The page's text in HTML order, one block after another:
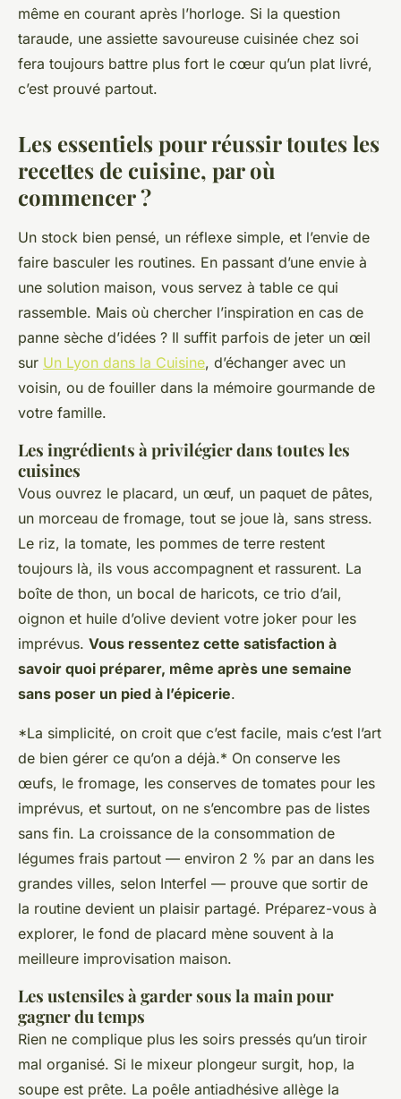
même en courant après l’horloge. Si la question
taraude, une assiette savoureuse cuisinée chez soi
fera toujours battre plus fort le cœur qu’un plat livré,
c’est prouvé partout.
Les essentiels pour réussir toutes les
recettes de cuisine, par où
commencer ?
Un stock bien pensé, un réflexe simple, et l’envie de
faire basculer les routines. En passant d’une envie à
une solution maison, vous servez à table ce qui
rassemble. Mais où chercher l’inspiration en cas de
panne sèche d’idées ? Il suffit parfois de jeter un œil
sur Un Lyon dans la Cuisine, d’échanger avec un
voisin, ou de fouiller dans la mémoire gourmande de
votre famille.
Les ingrédients à privilégier dans toutes les
cuisines
Vous ouvrez le placard, un œuf, un paquet de pâtes,
un morceau de fromage, tout se joue là, sans stress.
Le riz, la tomate, les pommes de terre restent
toujours là, ils vous accompagnent et rassurent. La
boîte de thon, un bocal de haricots, ce trio d’ail,
oignon et huile d’olive devient votre joker pour les
imprévus. Vous ressentez cette satisfaction à
savoir quoi préparer, même après une semaine
sans poser un pied à l’épicerie.
*La simplicité, on croit que c’est facile, mais c’est l’art
de bien gérer ce qu’on a déjà.* On conserve les
œufs, le fromage, les conserves de tomates pour les
imprévus, et surtout, on ne s’encombre pas de listes
sans fin. La croissance de la consommation de
légumes frais partout — environ 2 % par an dans les
grandes villes, selon Interfel — prouve que sortir de
la routine devient un plaisir partagé. Préparez-vous à
explorer, le fond de placard mène souvent à la
meilleure improvisation maison.
Les ustensiles à garder sous la main pour
gagner du temps
Rien ne complique plus les soirs pressés qu’un tiroir
mal organisé. Si le mixeur plongeur surgit, hop, la
soupe est prête. La poêle antiadhésive allège la